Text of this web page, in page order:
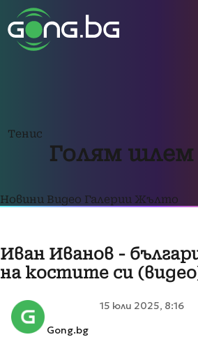
Тенис
Голям шлем
Новини Видео Галерии Жълто
Иван Иванов -
на костите си
Gong.bg
15 юли 2025, 8:16